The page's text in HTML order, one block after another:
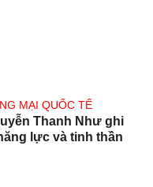
MẠI QUỐC TẾ
Thanh Như ghi
lực và tinh thần